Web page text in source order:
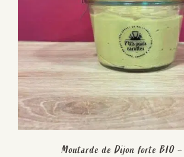
Moutarde de Dijon forte BIO